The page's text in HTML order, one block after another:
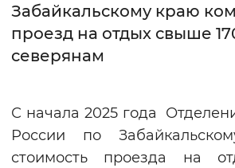
Цвет
Забайкальскому краю
проезд на отдых свыше
северянам
С начала 2025 года
России по
стоимость проезда на